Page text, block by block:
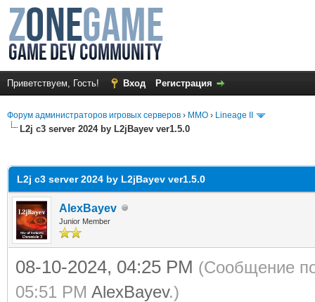
Приветствуем, Гость! Вход Регистрация
Форум администраторов игровых серверов › MMO › Lineage II
L2j c3 server 2024 by L2jBayev ver1.5.0
L2j c3 server 2024 by L2jBayev ver1.5.0
AlexBayev
Junior Member
08-10-2024, 04:25 PM (Сообщение
05:51 PM AlexBayev.)